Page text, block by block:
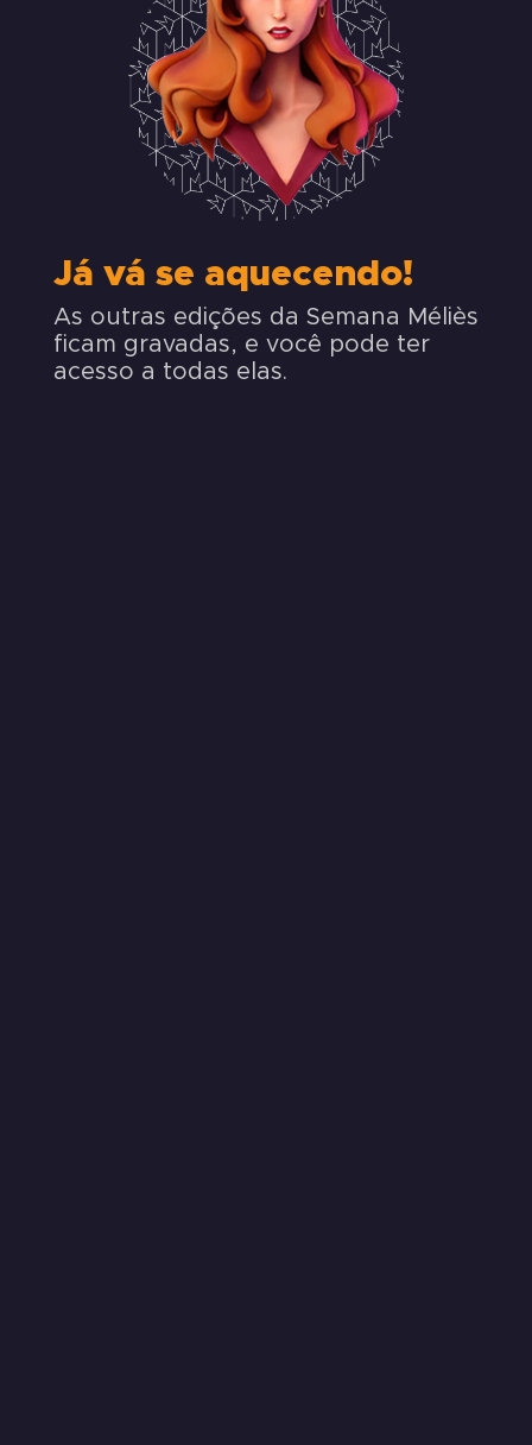
Já vá se aquecendo!
As outras edições da Semana Méliès
ficam gravadas, e você pode ter
acesso a todas elas.